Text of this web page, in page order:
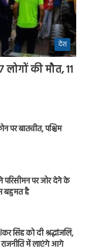
देश
की मौत, 11
पर बातचीत, पश्चिम
परिसीमन पर जोर देने के
बहुमत है
सिंह को दी श्रद्धांजलि,
में लाएंगे आगे